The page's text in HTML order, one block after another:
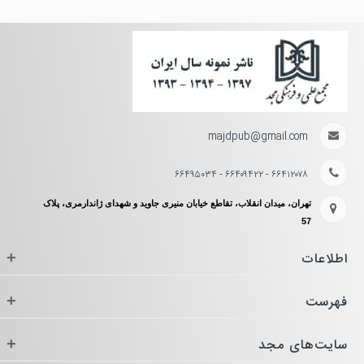
majdpub@gmail.com
۶۶۴۱۲۰۷۸ - ۶۶۴۰۹۴۲۲ - ۶۶۴۹۵۰۳۴
تهران، میدان انقلاب، تقاطع خیابان منیری جاوید و شهدای ژاندارمری، پلاک
57
اطلاعات +
فهرست +
سایت‌های مجد +